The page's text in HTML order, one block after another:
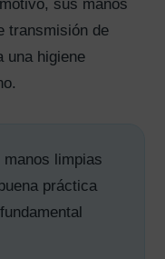
sus manos
transmisión de
una higiene
manos limpias
práctica